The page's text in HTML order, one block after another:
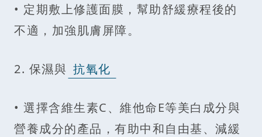
• 定期敷上修護面膜，幫助舒緩療程後的
不適，加強肌膚屏障。
2. 保濕與 抗氧化
• 選擇含維生素C、維他命E等美白成分與
營養成分的產品，有助中和自由基、減緩